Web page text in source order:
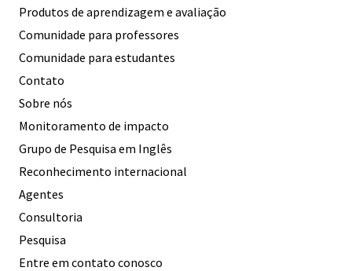
Produtos de aprendizagem e avaliação
Comunidade para professores
Comunidade para estudantes
Contato
Sobre nós
Monitoramento de impacto
Grupo de Pesquisa em Inglês
Reconhecimento internacional
Agentes
Consultoria
Pesquisa
Entre em contato conosco